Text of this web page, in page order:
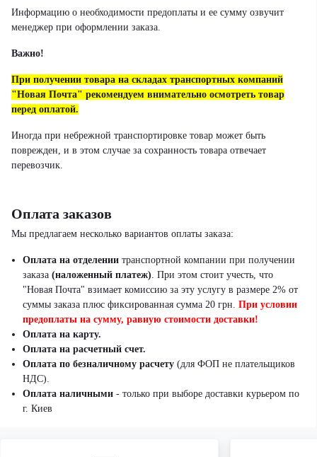
Информацию о необходимости предоплаты и ее сумму озвучит
менеджер при оформлении заказа.
Важно!
При получении товара на складах транспортных компаний
"Новая Почта" рекомендуем внимательно осмотреть товар
перед оплатой.
Иногда при небрежной транспортировке товар может быть
поврежден, и в этом случае за сохранность товара отвечает
перевозчик.
Оплата заказов
Мы предлагаем несколько вариантов оплаты заказа:
Оплата на отделении транспортной компании при получении
заказа (наложенный платеж). При этом стоит учесть, что
"Новая Почта" взимает комиссию за эту услугу в размере 2% от
суммы заказа плюс фиксированная сумма 20 грн. При условии
предоплаты на сумму, равную стоимости доставки!
Оплата на карту.
Оплата на расчетный счет.
Оплата по безналичному расчету (для ФОП не плательщиков
НДС).
Оплата наличными - только при выборе доставки курьером по
г. Киев